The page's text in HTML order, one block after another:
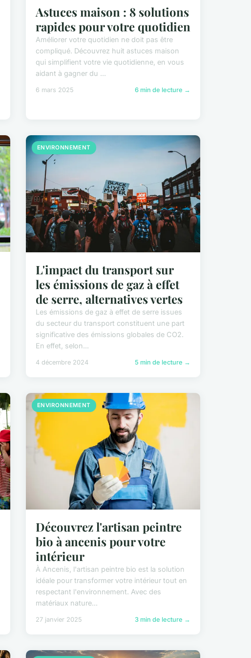
Astuces maison : 8 solutions
rapides pour votre quotidien
Améliorer votre quotidien ne doit pas être
compliqué. Découvrez huit astuces maison
qui simplifient votre vie quotidienne, en vous
aidant à gagner du ...
6 mars 2025 6 min de lecture →
ENVIRONNEMENT
L'impact du transport sur
les émissions de gaz à effet
de serre, alternatives vertes
Les émissions de gaz à effet de serre issues
du secteur du transport constituent une part
significative des émissions globales de CO2.
En effet, selon...
4 décembre 2024 5 min de lecture →
ENVIRONNEMENT
Découvrez l'artisan peintre
bio à ancenis pour votre
intérieur
À Ancenis, l'artisan peintre bio est la solution
idéale pour transformer votre intérieur tout en
respectant l'environnement. Avec des
matériaux nature...
27 janvier 2025 3 min de lecture →